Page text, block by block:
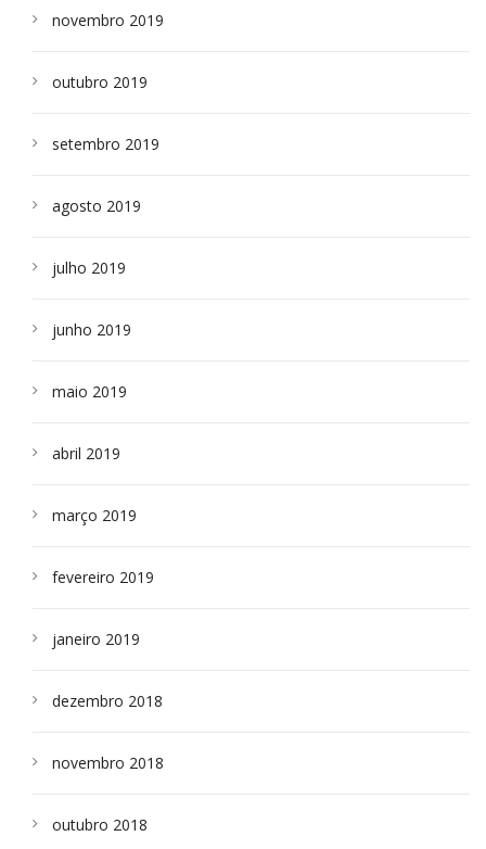
novembro 2019
outubro 2019
setembro 2019
agosto 2019
julho 2019
junho 2019
maio 2019
abril 2019
março 2019
fevereiro 2019
janeiro 2019
dezembro 2018
novembro 2018
outubro 2018